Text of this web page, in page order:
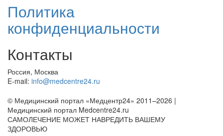
Политика
конфиденциальности
Контакты
Россия, Москва
E-mail: info@medcentre24.ru
© Медицинский портал «Медцентр24» 2011–2026 |
Медицинский портал Medcentre24.ru
САМОЛЕЧЕНИЕ МОЖЕТ НАВРЕДИТЬ ВАШЕМУ
ЗДОРОВЬЮ